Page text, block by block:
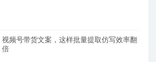
视频号带货文案，这样批量提取仿写效率翻
倍